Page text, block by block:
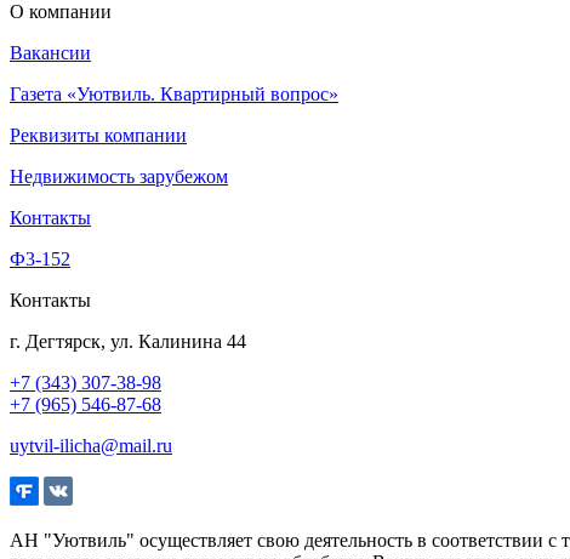
О компании
Вакансии
Газета «Уютвиль. Квартирный вопрос»
Реквизиты компании
Недвижимость зарубежом
Контакты
Ф3-152
Контакты
г. Дегтярск, ул. Калинина 44
+7 (343) 307-38-98
+7 (965) 546-87-68
uytvil-ilicha@mail.ru
АН "Уютвиль" осуществляет свою деятельность в соответствии